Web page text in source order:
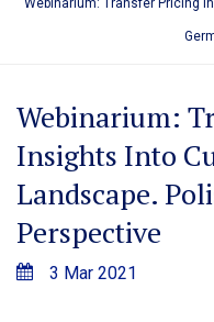
Webinarium:
Insights Into
Landscape.
Perspective
3 Mar 2021